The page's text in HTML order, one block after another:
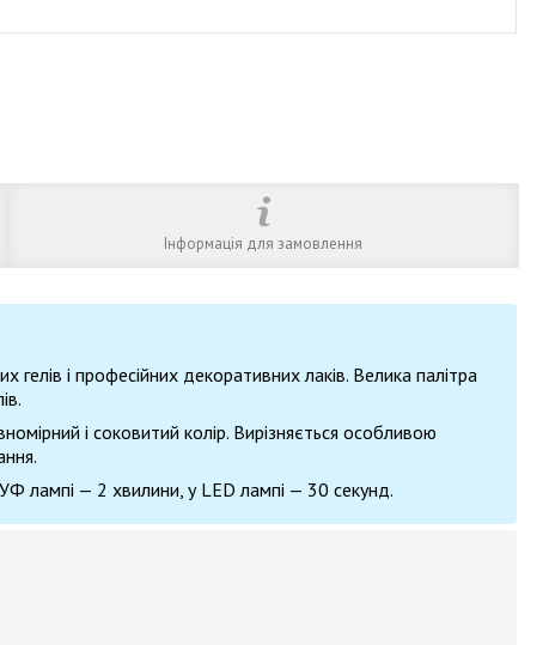
Інформація для замовлення
і професійних декоративних лаків. Велика палітра
і соковитий колір. Вирізняється особливою
лампі — 2 хвилини, у LED лампі — 30 секунд.